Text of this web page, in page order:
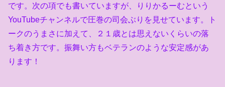
です。次の項でも書いていますが、りりかるーむという
YouTubeチャンネルで圧巻の司会ぶりを見せています。ト
ークのうまさに加えて、２１歳とは思えないくらいの落
ち着き方です。振舞い方もベテランのような安定感があ
ります！